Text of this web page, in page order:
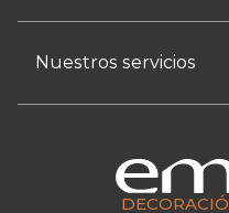
Nuestros servicios